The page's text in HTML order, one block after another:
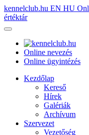
kennelclub.hu EN HU
értéktár
Online nevezés
Online ügyintézés
Kezdőlap
Kereső
Hírek
Galériák
Archívum
Szervezet
Vezetőség